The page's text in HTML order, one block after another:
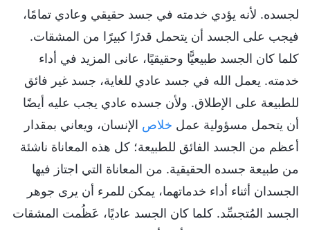
لجسده. لأنه يؤدي خدمته في جسد حقيقي وعادي تمامًا،
فيجب على الجسد أن يتحمل قدرًا كبيرًا من المشقات.
كلما كان الجسد طبيعيًّا وحقيقيًا، عانى المزيد في أداء
خدمته. يعمل الله في جسد عادي للغاية، جسد غير فائق
للطبيعة على الإطلاق. ولأن جسده عادي يجب عليه أيضًا
أن يتحمل مسؤولية عمل خلاص الإنسان، ويعاني بمقدار
أعظم من الجسد الفائق للطبيعة؛ كل هذه المعاناة ناشئة
من طبيعة جسده الحقيقية. من المعاناة التي اجتاز فيها
الجسدان أثناء أداء خدماتهما، يمكن للمرء أن يرى جوهر
الجسد المُتجسِّد. كلما كان الجسد عاديًا، عَظُمت المشقات